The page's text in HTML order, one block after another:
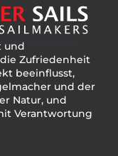
und
Zufriedenheit
beeinflusst,
und der
Natur, und
Verantwortung